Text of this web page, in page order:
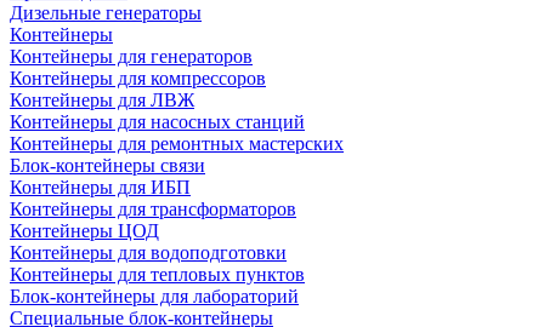
Дизельные генераторы
Контейнеры
Контейнеры для генераторов
Контейнеры для компрессоров
Контейнеры для ЛВЖ
Контейнеры для насосных станций
Контейнеры для ремонтных мастерских
Блок-контейнеры связи
Контейнеры для ИБП
Контейнеры для трансформаторов
Контейнеры ЦОД
Контейнеры для водоподготовки
Контейнеры для тепловых пунктов
Блок-контейнеры для лабораторий
Специальные блок-контейнеры